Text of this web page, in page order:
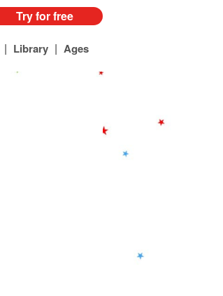
Try for free
| Library | Ages